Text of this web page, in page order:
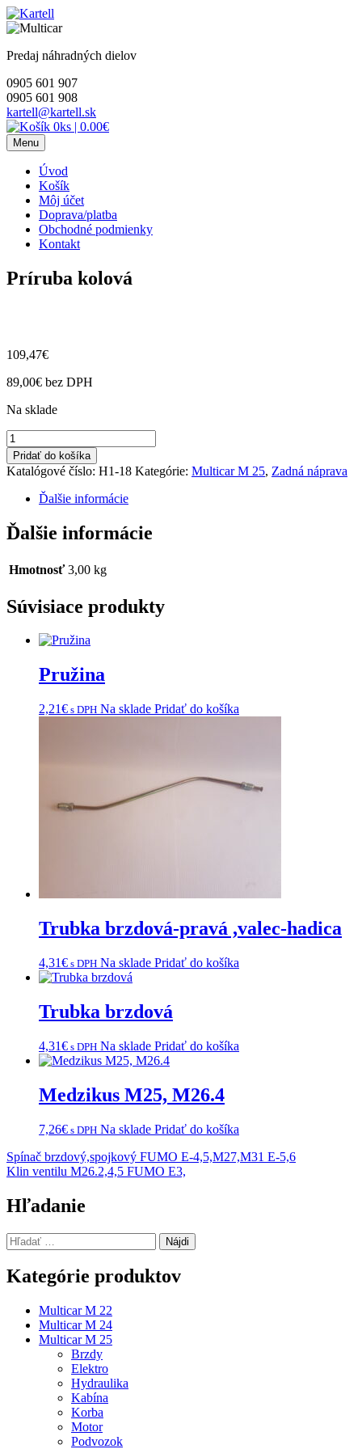
Skip
to
Predaj náhradných dielov
0905 601 907
0905 601 908
kartell@kartell.sk
0ks | 0.00€
Menu
Úvod
Košík
Môj účet
Doprava/platba
Obchodné podmienky
Kontakt
Príruba kolová
109,47€
89,00€ bez DPH
Na sklade
množstvo
Príruba
kolová
Pridať do košíka
Katalógové číslo: H1-18 Kategórie: Multicar M 25, Zadná náprava
Ďalšie informácie
Ďalšie informácie
Hmotnosť 3,00 kg
Súvisiace produkty
Pružina
2,21€ s DPH Na sklade Pridať do košíka
Trubka brzdová-pravá ,valec-hadica
4,31€ s DPH Na sklade Pridať do košíka
Trubka brzdová
4,31€ s DPH Na sklade Pridať do košíka
Medzikus M25, M26.4
7,26€ s DPH Na sklade Pridať do košíka
Navigácia
v
článku
Spínač brzdový,spojkový FUMO E-4,5,M27,M31 E-5,6
Klin ventilu M26.2,4,5 FUMO E3,
Hľadanie
Hľadať:
Kategórie produktov
Multicar M 22
Multicar M 24
Multicar M 25
Brzdy
Elektro
Hydraulika
Kabína
Korba
Motor
Podvozok